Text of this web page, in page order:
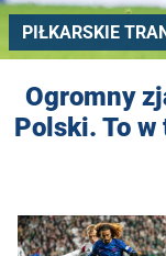
PIŁKARSKIE
Ogromny
Polski. To